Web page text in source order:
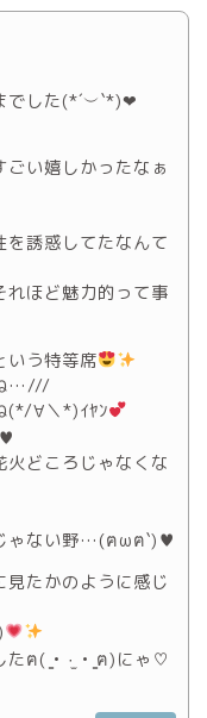
でした(*´︶`*)❤︎
い嬉しかったなぁ
誘惑してたなんて
ほど魅力的って事
いう特等席
ね…///
(*/∀＼*)ｲﾔﾝ
どころじゃなくな
ゃない野…(ฅωฅ`)♥
たかのように感じ
たฅ( ̳• ·̫ • ̳ฅ)にゃ♡